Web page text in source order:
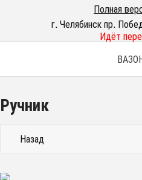
Полная
г. Челябинск пр.
Идёт
Ручник
Назад